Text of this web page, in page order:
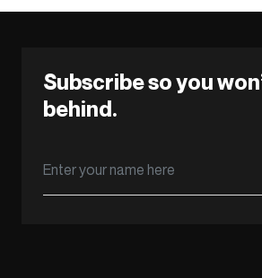
Subscribe so you
behind.